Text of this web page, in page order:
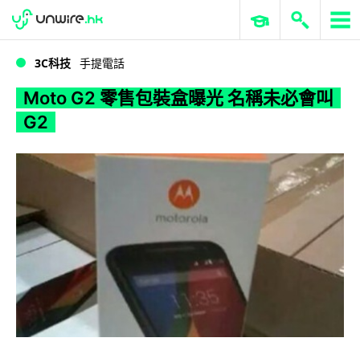
Moto G2 零售包裝盒曝光 名稱未必會叫 G2
WWDC 2026 ERP 與商業 AI
3C科技 手提電話
Moto G2 零售包裝盒曝光 名稱未必會叫
G2